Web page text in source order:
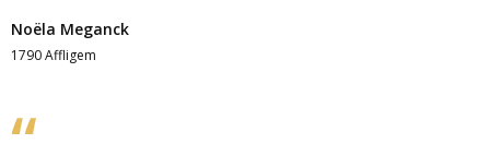
Noëla Meganck
1790 Affligem